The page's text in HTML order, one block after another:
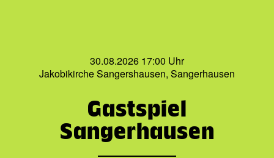
30.08.2026 17:00 Uhr
Jakobikirche Sangershausen, Sangerhausen
Gastspiel
Sangerhausen